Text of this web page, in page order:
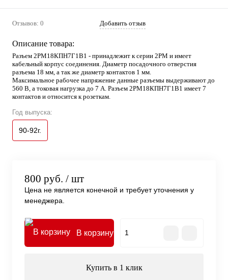
Отзывов: 0 Добавить отзыв
Описание товара:
Разъем 2РМ18КПН7Г1В1 - принадлежит к серии 2РМ и имеет
кабельный корпус соединения. Диаметр посадочного отверстия
разъема 18 мм, а так же диаметр контактов 1 мм.
Максимальное рабочее напряжение данные разъемы выдерживают до
560 В, а токовая нагрузка до 7 А. Разъем 2РМ18КПН7Г1В1 имеет 7
контактов и относится к розеткам.
Год выпуска:
90-92г.
800 руб. / шт
Цена не является конечной и требует уточнения у
менеджера.
В корзину
Купить в 1 клик